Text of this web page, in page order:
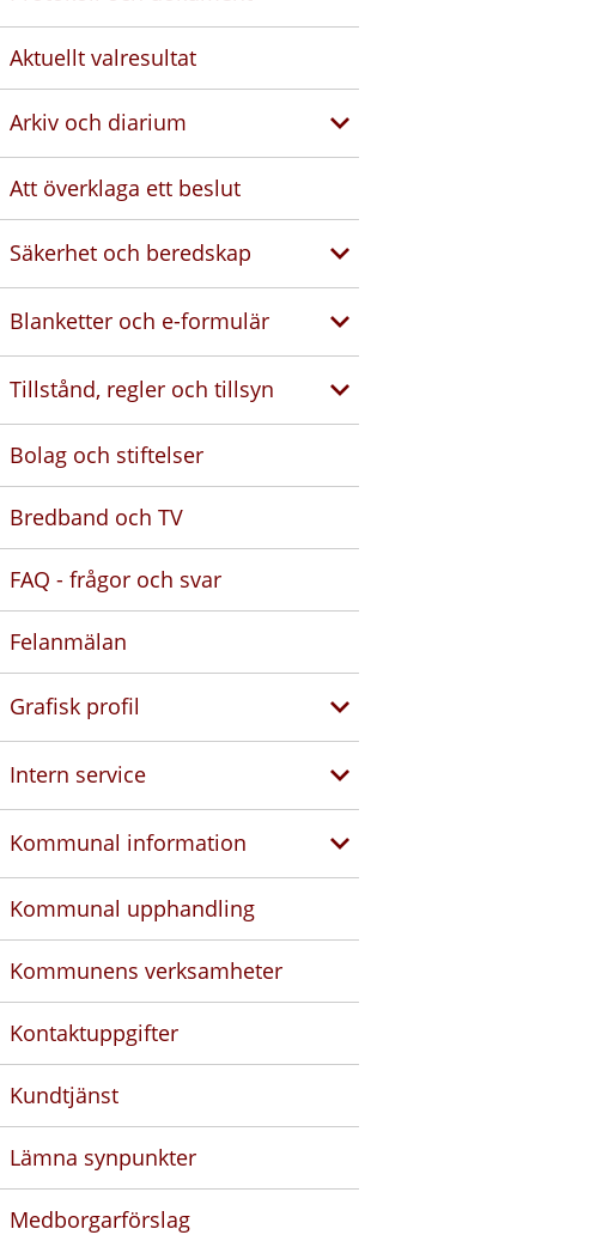
Aktuellt valresultat
Arkiv och diarium
Att överklaga ett beslut
Säkerhet och beredskap
Blanketter och e-formulär
Tillstånd, regler och tillsyn
Bolag och stiftelser
Bredband och TV
FAQ - frågor och svar
Felanmälan
Grafisk profil
Intern service
Kommunal information
Kommunal upphandling
Kommunens verksamheter
Kontaktuppgifter
Kundtjänst
Lämna synpunkter
Medborgarförslag